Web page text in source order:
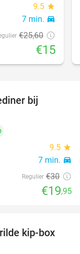
9.5 star
7 min. directions_car
€25,60
€15
bij
9.5 star
7 min. directions_car
Regulier €30
€19,95
37%
kip-box